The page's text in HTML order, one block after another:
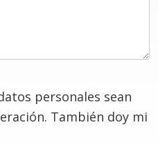
personales sean
También doy mi